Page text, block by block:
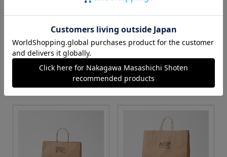
S・M・Lサイズより当店に
お任せ
カートに入れる カートに入れる